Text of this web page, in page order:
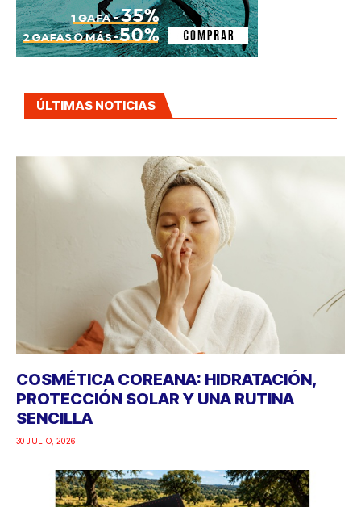
ÚLTIMAS NOTICIAS
COSMÉTICA COREANA: HIDRATACIÓN,
PROTECCIÓN SOLAR Y UNA RUTINA
SENCILLA
30 JULIO, 2026